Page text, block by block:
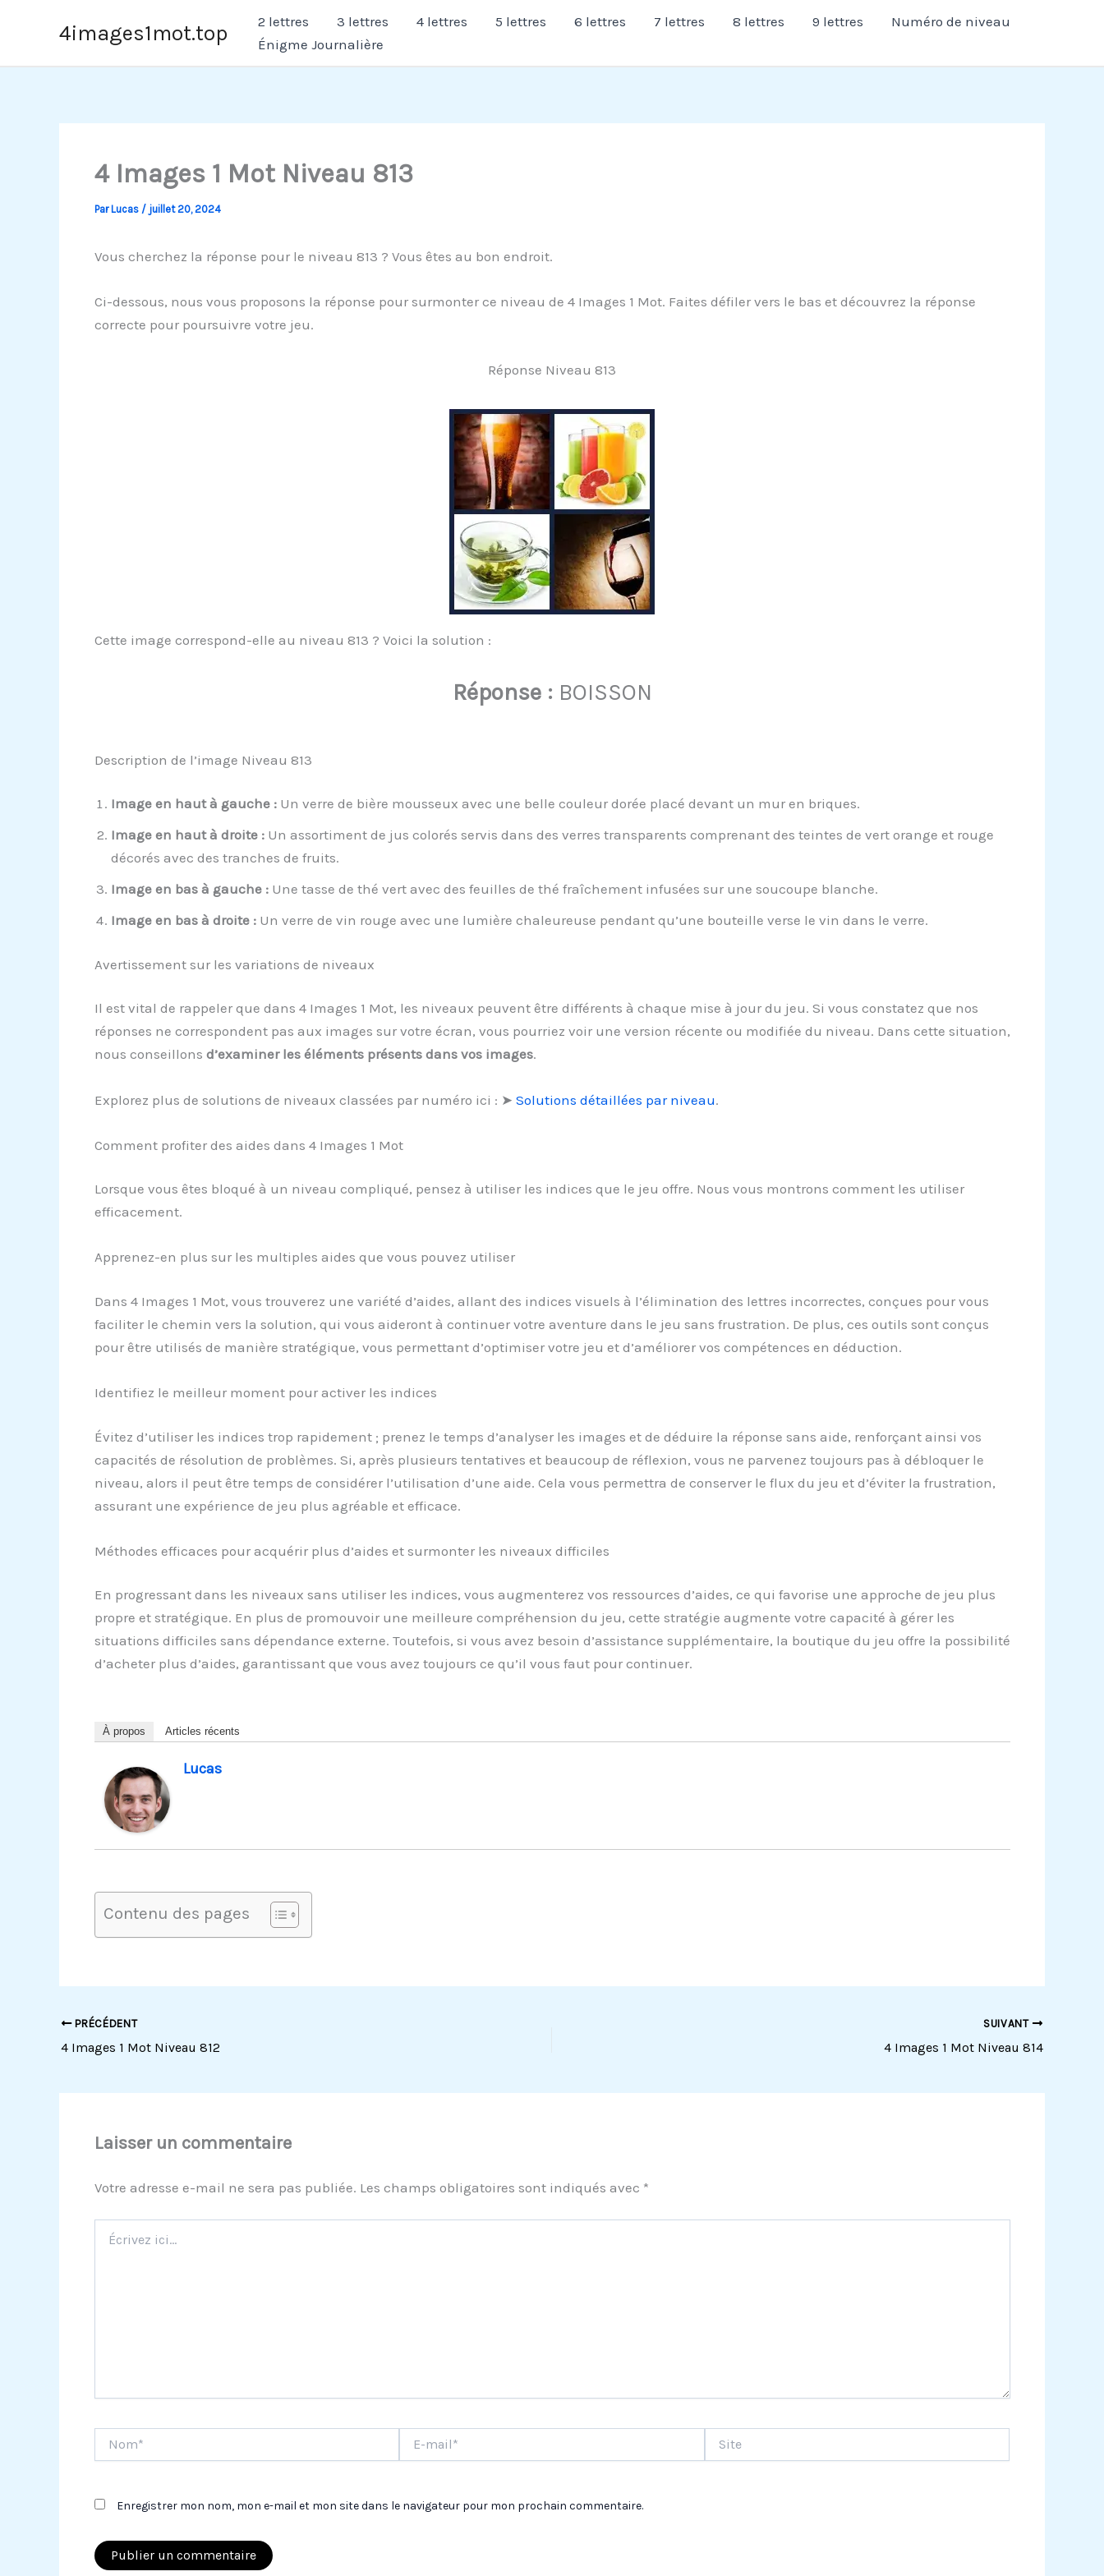
4images1mot.top 2 lettres 3 lettres 4 lettres 5 lettres 6 lettres 7 lettres 8 lettres 9 lettres
Numéro de niveau
Énigme Journalière
4 Images 1 Mot Niveau 813
ParLucas / juillet 20, 2024
Vous cherchez la réponse pour le niveau 813 ? Vous êtes au bon endroit.
Ci-dessous, nous vous proposons la réponse pour surmonter ce niveau de 4 Images 1 Mot. Faites défiler vers le bas et découvrez la réponse
correcte pour poursuivre votre jeu.
Réponse Niveau 813
Cette image correspond-elle au niveau 813 ? Voici la solution :
Réponse : BOISSON
Description de l’image Niveau 813
Image en haut à gauche :Un verre de bière mousseux avec une belle couleur dorée placé devant un mur en briques.
Image en haut à droite :Un assortiment de jus colorés servis dans des verres transparents comprenant des teintes de vert orange et rouge
décorés avec des tranches de fruits.
Image en bas à gauche :Une tasse de thé vert avec des feuilles de thé fraîchement infusées sur une soucoupe blanche.
Image en bas à droite :Un verre de vin rouge avec une lumière chaleureuse pendant qu’une bouteille verse le vin dans le verre.
Avertissement sur les variations de niveaux
Il est vital de rappeler que dans 4 Images 1 Mot, les niveaux peuvent être différents à chaque mise à jour du jeu. Si vous constatez que nos
réponses ne correspondent pas aux images sur votre écran, vous pourriez voir une version récente ou modifiée du niveau. Dans cette situation,
nous conseillons d’examiner les éléments présents dans vos images.
Explorez plus de solutions de niveaux classées par numéro ici : ➤ Solutions détaillées par niveau.
Comment profiter des aides dans 4 Images 1 Mot
Lorsque vous êtes bloqué à un niveau compliqué, pensez à utiliser les indices que le jeu offre. Nous vous montrons comment les utiliser
efficacement.
Apprenez-en plus sur les multiples aides que vous pouvez utiliser
Dans 4 Images 1 Mot, vous trouverez une variété d’aides, allant des indices visuels à l’élimination des lettres incorrectes, conçues pour vous
faciliter le chemin vers la solution, qui vous aideront à continuer votre aventure dans le jeu sans frustration. De plus, ces outils sont conçus
pour être utilisés de manière stratégique, vous permettant d’optimiser votre jeu et d’améliorer vos compétences en déduction.
Identifiez le meilleur moment pour activer les indices
Évitez d’utiliser les indices trop rapidement ; prenez le temps d’analyser les images et de déduire la réponse sans aide, renforçant ainsi vos
capacités de résolution de problèmes. Si, après plusieurs tentatives et beaucoup de réflexion, vous ne parvenez toujours pas à débloquer le
niveau, alors il peut être temps de considérer l’utilisation d’une aide. Cela vous permettra de conserver le flux du jeu et d’éviter la frustration,
assurant une expérience de jeu plus agréable et efficace.
Méthodes efficaces pour acquérir plus d’aides et surmonter les niveaux difficiles
En progressant dans les niveaux sans utiliser les indices, vous augmenterez vos ressources d’aides, ce qui favorise une approche de jeu plus
propre et stratégique. En plus de promouvoir une meilleure compréhension du jeu, cette stratégie augmente votre capacité à gérer les
situations difficiles sans dépendance externe. Toutefois, si vous avez besoin d’assistance supplémentaire, la boutique du jeu offre la possibilité
d’acheter plus d’aides, garantissant que vous avez toujours ce qu’il vous faut pour continuer.
À propos Articles récents
Lucas
Contenu des pages
PRÉCÉDENT
4 Images 1 Mot Niveau 812
SUIVANT
4 Images 1 Mot Niveau 814
Laisser un commentaire
Votre adresse e-mail ne sera pas publiée. Les champs obligatoires sont indiqués avec *
ici…
mail*
Enregistrer mon nom, mon e-mail et mon site dans le navigateur pour mon prochain commentaire.